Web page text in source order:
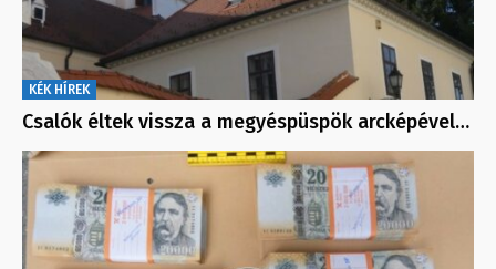
KÉK HÍREK
Csalók éltek vissza a megyéspüspök arcképével…